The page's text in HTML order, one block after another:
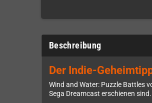
Beschreibung
Der Indie-
Wind and Water: Puzzle Battles
Sega Dreamcast erschienen